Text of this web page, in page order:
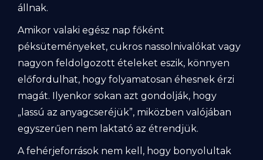
állnak.
Amikor valaki egész nap főként
péksüteményeket, cukros nassolnivalókat vagy
nagyon feldolgozott ételeket eszik, könnyen
előfordulhat, hogy folyamatosan éhesnek érzi
magát. Ilyenkor sokan azt gondolják, hogy
„lassú az anyagcseréjük”, miközben valójában
egyszerűen nem laktató az étrendjük.
A fehérjeforrások nem kell, hogy bonyolultak